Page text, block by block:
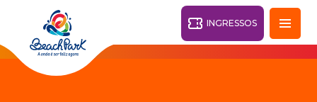
Fortaleza - CE 28°
INGRESSOS